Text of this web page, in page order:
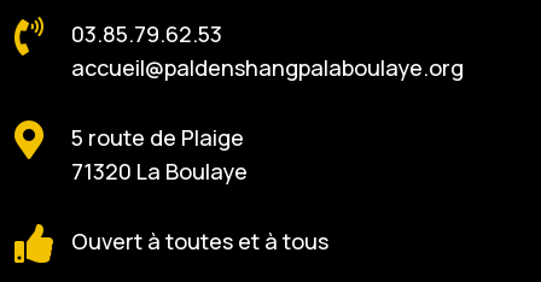

03.85.79.62.53
accueil@paldenshangpalaboulaye.org

5 route de Plaige
71320 La Boulaye
 Ouvert à toutes et à tous